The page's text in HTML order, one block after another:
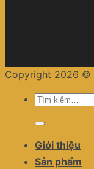
Copyright 2026 ©
Tìm
Giới thiệu
Sản phẩm